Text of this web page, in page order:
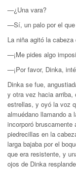
—¿Una vara?
—Sí, un palo por el que
La niña agitó la
—¡Me pides algo
—¡Por favor, Dinka,
Dinka se fue,
y otra vez hacia arriba,
estrellas, y oyó la voz
almuédano llamando a
incorporó
piedrecillas en la
larga bajaba por el
que era resistente, y
ojos de Dinka